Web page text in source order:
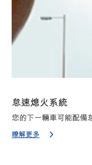
怠速熄火系統
您的下一輛車可能配備
瞭解更多